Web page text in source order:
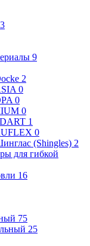
9
2
0
0
0
1
0
(Shingles) 2
для гибкой
16
75
25